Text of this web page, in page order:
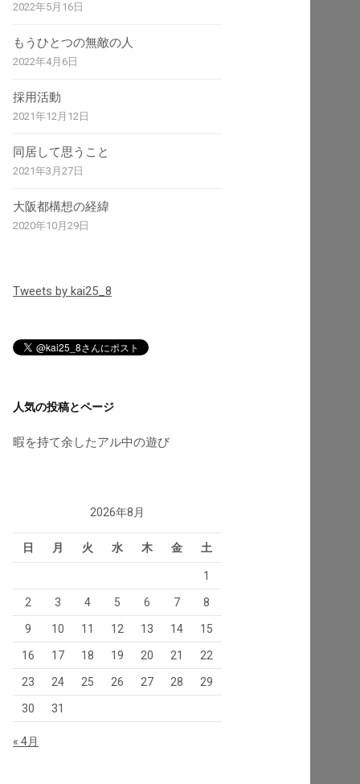
2022年5月16日
もうひとつの無敵の人
2022年4月6日
採用活動
2021年12月12日
同居して思うこと
2021年3月27日
大阪都構想の経緯
2020年10月29日
Tweets by kai25_8
人気の投稿とページ
暇を持て余したアル中の遊び
2026年8月
日 月 火 水 木 金 土
« 4月
1
2 3 4 5 6 7 8
9 10 11 12 13 14 15
16 17 18 19 20 21 22
23 24 25 26 27 28 29
30 31